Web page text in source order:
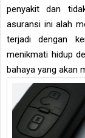
penyakit dan
asuransi ini alah
terjadi dengan
menikmati hidup
bahaya yang akan